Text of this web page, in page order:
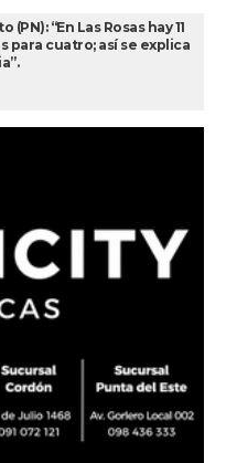
“En Las Rosas hay 11
para cuatro; así se explica